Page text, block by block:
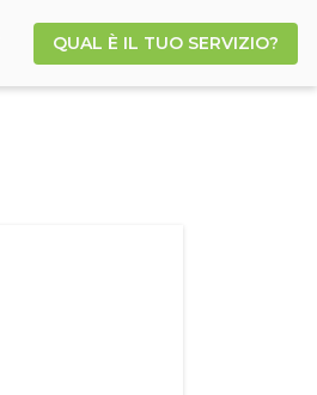
QUAL È IL TUO SERVIZIO?